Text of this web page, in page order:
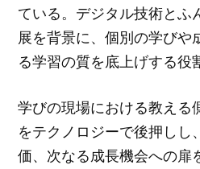
ている。デジタル技術とふ
展を背景に、個別の学びや
る学習の質を底上げする役
学びの現場における教える
をテクノロジーで後押しし
価、次なる成長機会への扉